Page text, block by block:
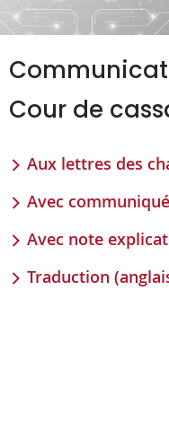
Cour de
Aux lettres des
Avec communiqué
Avec note
Traduction